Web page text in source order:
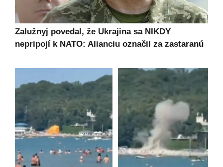
Zalužnyj povedal, že Ukrajina sa NIKDY
nepripojí k NATO: Alianciu označil za zastaranú